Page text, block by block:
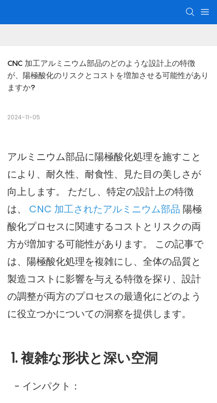
CNC 加工アルミニウム部品のどのような設計上の特徴
が、陽極酸化のリスクとコストを増加させる可能性があり
ますか?
2024-11-05
アルミニウム部品に陽極酸化処理を施すこと
により、耐久性、耐食性、見た目の美しさが
向上します。 ただし、特定の設計上の特徴
は、 CNC 加工されたアルミニウム部品 陽極
酸化プロセスに関連するコストとリスクの両
方が増加する可能性があります。 この記事で
は、陽極酸化処理を複雑にし、全体の品質と
製造コストに影響を与える特徴を探り、設計
の調整が両方のプロセスの最適化にどのよう
に役立つかについての洞察を提供します。
1. 複雑な形状と深い空洞
- インパクト：